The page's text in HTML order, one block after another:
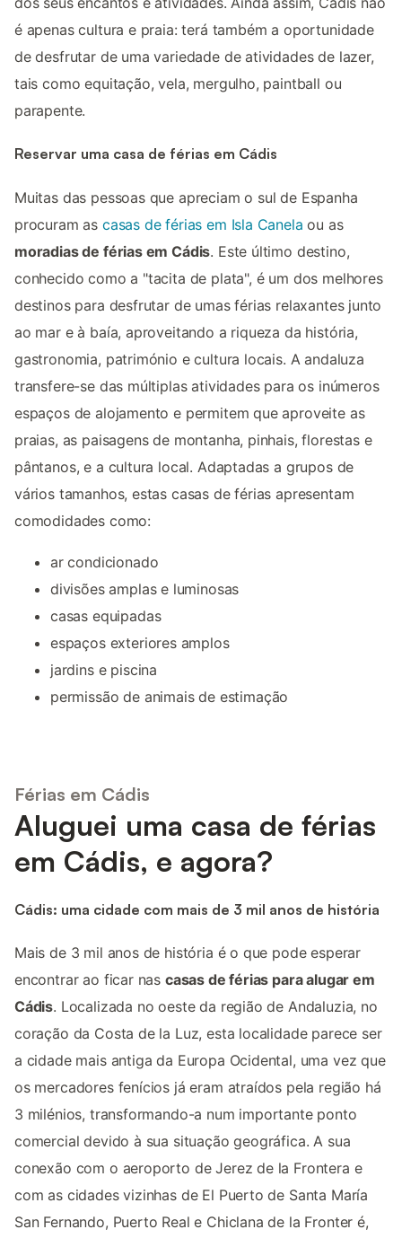
é apenas cultura e praia: terá também a oportunidade
de desfrutar de uma variedade de atividades de lazer,
tais como equitação, vela, mergulho, paintball ou
parapente.
Reservar uma casa de férias em Cádis
Muitas das pessoas que apreciam o sul de Espanha
procuram as casas de férias em Isla Canela ou as
moradias de férias em Cádis. Este último destino,
conhecido como a "tacita de plata", é um dos melhores
destinos para desfrutar de umas férias relaxantes junto
ao mar e à baía, aproveitando a riqueza da história,
gastronomia, património e cultura locais. A andaluza
transfere-se das múltiplas atividades para os inúmeros
espaços de alojamento e permitem que aproveite as
praias, as paisagens de montanha, pinhais, florestas e
pântanos, e a cultura local. Adaptadas a grupos de
vários tamanhos, estas casas de férias apresentam
comodidades como:
ar condicionado
divisões amplas e luminosas
casas equipadas
espaços exteriores amplos
jardins e piscina
permissão de animais de estimação
Férias em Cádis
Aluguei uma casa de férias
em Cádis, e agora?
Cádis: uma cidade com mais de 3 mil anos de história
Mais de 3 mil anos de história é o que pode esperar
encontrar ao ficar nas casas de férias para alugar em
Cádis. Localizada no oeste da região de Andaluzia, no
coração da Costa de la Luz, esta localidade parece ser
a cidade mais antiga da Europa Ocidental, uma vez que
os mercadores fenícios já eram atraídos pela região há
3 milénios, transformando-a num importante ponto
comercial devido à sua situação geográfica. A sua
conexão com o aeroporto de Jerez de la Frontera e
com as cidades vizinhas de El Puerto de Santa María
San Fernando, Puerto Real e Chiclana de la Fronter é,